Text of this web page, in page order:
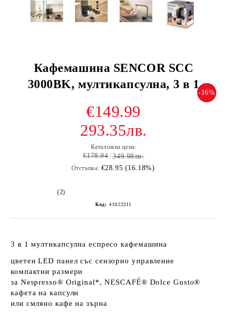
Кафемашина SENCOR SCC
3000BK, мултикапсулна, 3 в 1
-16%
€149.99
293.35лв.
Каталожна цена:
€178.94 349.98лв.
Отстъпка: €28.95 (16.18%)
(2)
Код: 41022311
3 в 1 мултикапсулна еспресо кафемашина
цветен LED панел със сензорно управление
компактни размери
за Nespresso® Original*, NESCAFÉ® Dolce Gusto®
кафета на капсули
или смляно кафе на зърна